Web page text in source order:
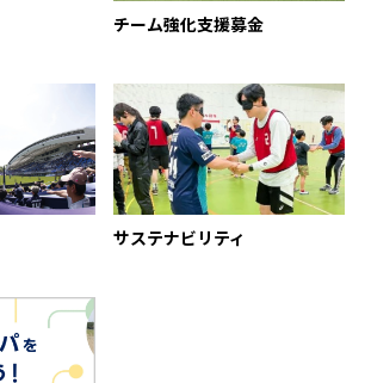
チーム強化支援募金
サステナビリティ